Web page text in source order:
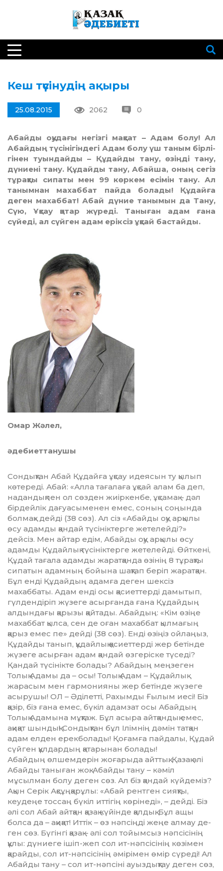
Кеш түсінудің ақыры
25.08.2015 2062 0
Абайды оқудағы негізгі мақсат – Адам болу! Ал
Абайдың түсінігіндегі Адам болу үш таным ­бірлі­
гінен туындайды – Құдайды тану, өзіңді тану,
дүниені тану. Құдайды тану, Абайша, оның сегіз
тұрақты сипаты мен 99 көркем есімін тану. Ал
танымнан махаббат пайда болады! Құдайға
деген махаббат! Абай дүние танымын да Тану,
Сүю, Ұқсау қатар жүреді. Таныған адам ғана
сүйеді, ал сүйген адам еріксіз ұқсай бастайды.
Омар Жәлел,
әдебиеттанушы
Сондықтан Абай Құдайға ұқсау идеясын ту қылып
кө­тереді. Абай: «Алла тағалаға ұқсай алам ба деп,
надан­дықпен ол сөзден жиіркенбе, ұқсамақ – дәл
бірдейлік­ дағуасыменен емес, соның соңында
болмақ» дейді (38 сөз). Ал сіз «Абайды оқу арқылы
өсу адамды қандай түсініктерге жетелейді?»
дейсіз. Мен айтар едім, Абайды оқу арқылы өсу
адамды Құдайлық түсініктерге жетелейді. Өйткені,
Құдай тағала адамды жаратқанда өзінің 8 тұрақты
сипатын адамның бойына шақтап беріп жаратқан.
Бұл енді Құдай­дың адамға деген шексіз
махаббаты. Адам енді осы қа­сиет­терді дамытып,
гүлдендіріп жүзеге асырғанда ғана Құдай­дың
алдындағы қарызы қайтады. Абайдың: «Кім өзіңе
махаббат қылса, сен де оған махаббат қылмағың
қарыз емес пе» дейді (38 сөз). Енді өзіңіз ойлаңыз,
Құдайды танып, құдайлық қасиеттерді жер бетінде
жүзеге асырған адам қандай өзгеріске түседі?
Қандай түсінікте болады? Абайдың меңзеген
Толық Адамы да – осы! Толық Адам – Құдайлық
жарасым мен гармонияны жер бетінде жүзеге
асырушы! ОЛ – Әділетті, Рахымды Ғылым иесі! Біз
қазір, біз ғана емес, бүкіл адамзат осы Абайдың
Толық Адамына мұқтаж. Бұл асыра айтқан­дық емес,
ақиқат шындық! Сондықтан бұл Ілімнің дәмін татқан
адам елден ерекболады! Қоғамға пайдалы, Құдай
сүйген құлдардың қатарынан болады!
Абайдың өлшемдерін жоғарыда айттық. Қазақ әлі
Абайды таныған жоқ. Абайды тану – кәміл
мұсылман болу деген сөз. Ал біз қандай күйдеміз?
Ақын Серік Ақсұңқарұлы: «Абай рентген сияқты,
кеудеңе тоссаң бүкіл иттігің көрінеді», – дейді. Біз
әлі сол Абай айтқан қазақ күйінде қалдық. Бұл ащы
болса да – ақиқат! Иттік – өз нәпсіңді жеңе алмау де­
ген сөз. Бүгінгі қазақ – әлі сол тойымсыз нәпсісінің
құлы: дүниеге ішіп-жеп сол ит-нәпсісінің көзімен
қарайды, сол ит-нәпсісінің әмірімен өмір сүреді! Ал
Абайды тану – сол ит-нәпсіні ауыздықтау деген сөз,